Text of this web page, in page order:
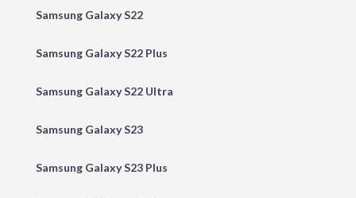
Samsung Galaxy S22
Samsung Galaxy S22 Plus
Samsung Galaxy S22 Ultra
Samsung Galaxy S23
Samsung Galaxy S23 Plus